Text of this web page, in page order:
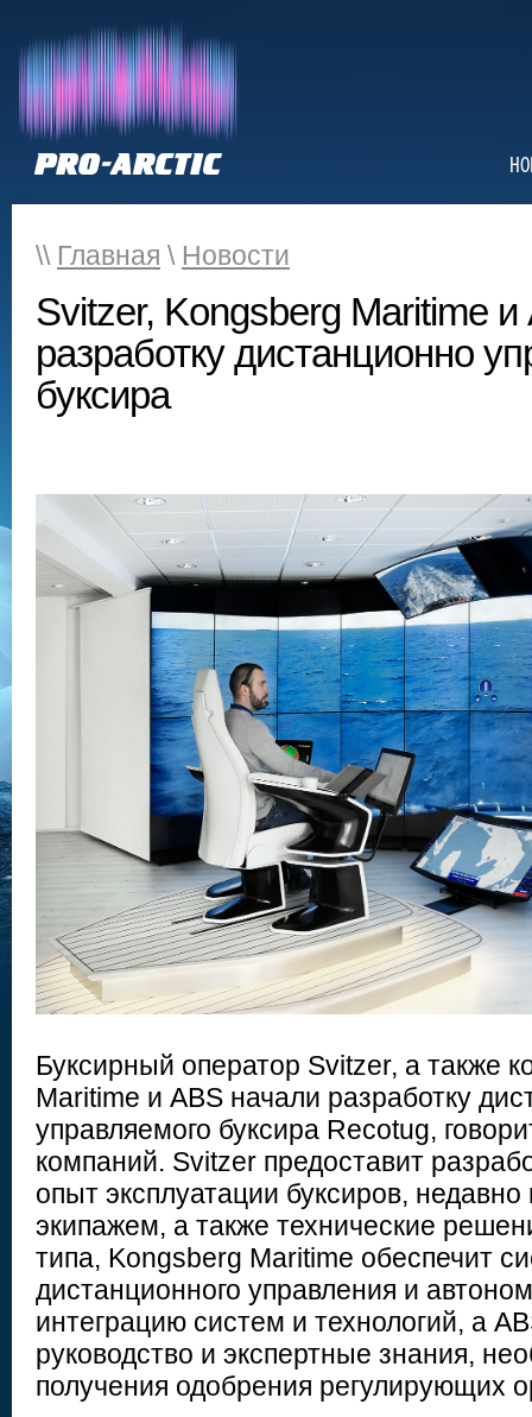
\\ Главная \ Новости
Svitzer, Kongsberg Maritime
разработку дистанционно
буксира
Буксирный оператор Svitzer, а также
Maritime и ABS начали разработку
управляемого буксира Recotug,
компаний. Svitzer предоставит
опыт эксплуатации буксиров,
экипажем, а также технические
типа, Kongsberg Maritime обеспечит
дистанционного управления и
интеграцию систем и технологий, а
руководство и экспертные знания,
получения одобрения регулирующих